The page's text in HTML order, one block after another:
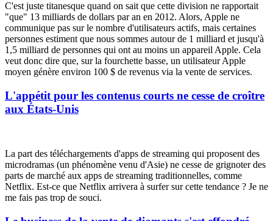
C'est juste titanesque quand on sait que cette division ne rapportait
"que" 13 milliards de dollars par an en 2012. Alors, Apple ne
communique pas sur le nombre d'utilisateurs actifs, mais certaines
personnes estiment que nous sommes autour de 1 milliard et jusqu'à
1,5 milliard de personnes qui ont au moins un appareil Apple. Cela
veut donc dire que, sur la fourchette basse, un utilisateur Apple
moyen génère environ 100 $ de revenus via la vente de services.
L'appétit pour les contenus courts ne cesse de croître
aux États-Unis
La part des téléchargements d'apps de streaming qui proposent des
microdramas (un phénomène venu d'Asie) ne cesse de grignoter des
parts de marché aux apps de streaming traditionnelles, comme
Netflix. Est-ce que Netflix arrivera à surfer sur cette tendance ? Je ne
me fais pas trop de souci.